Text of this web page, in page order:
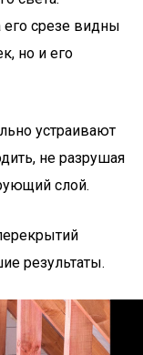
срезе видны
но и его
устраивают
не разрушая
слой.
результаты.